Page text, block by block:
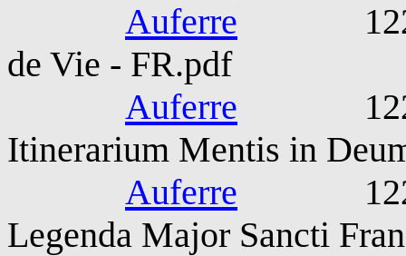
Auferre 1221-
de Vie - FR.pdf
Auferre 1221-
Itinerarium Mentis in
Auferre 1221-
Legenda Major Sancti